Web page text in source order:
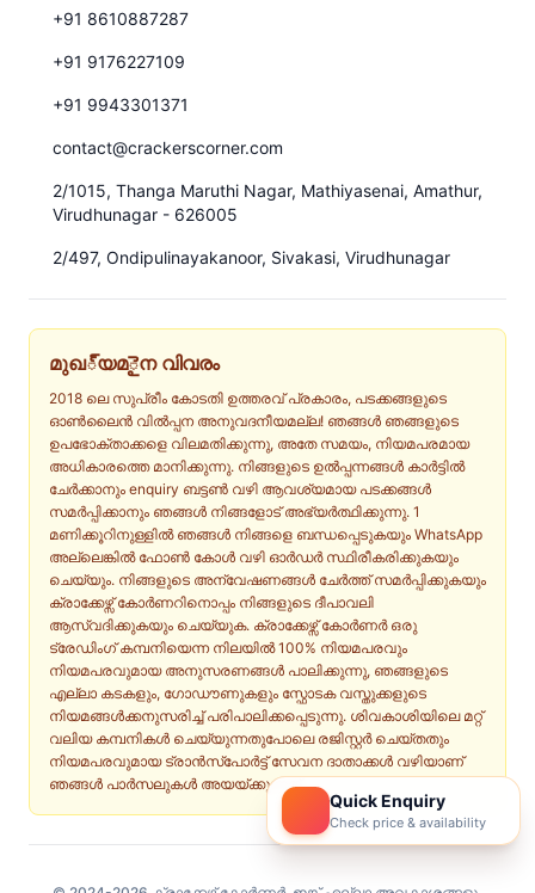
Quick Enquiry
Check price & availability
+91 8610887287
+91 9176227109
+91 9943301371
contact@crackerscorner.com
2/1015, Thanga Maruthi Nagar, Mathiyasenai, Amathur,
Virudhunagar - 626005
2/497, Ondipulinayakanoor, Sivakasi, Virudhunagar
മുഖ్യമైന വിവരം
2018 ലെ സുപ്രീം കോടതി ഉത്തരവ് പ്രകാരം, പടക്കങ്ങളുടെ
ഓൺലൈൻ വിൽപ്പന അനുവദനീയമല്ല! ഞങ്ങൾ ഞങ്ങളുടെ
ഉപഭോക്താക്കളെ വിലമതിക്കുന്നു, അതേ സമയം, നിയമപരമായ
അധികാരത്തെ മാനിക്കുന്നു. നിങ്ങളുടെ ഉൽപ്പന്നങ്ങൾ കാർട്ടിൽ
ചേർക്കാനും enquiry ബട്ടൺ വഴി ആവശ്യമായ പടക്കങ്ങൾ
സമർപ്പിക്കാനും ഞങ്ങൾ നിങ്ങളോട് അഭ്യർത്ഥിക്കുന്നു. 1
മണിക്കൂറിനുള്ളിൽ ഞങ്ങൾ നിങ്ങളെ ബന്ധപ്പെടുകയും WhatsApp
അല്ലെങ്കിൽ ഫോൺ കോൾ വഴി ഓർഡർ സ്ഥിരീകരിക്കുകയും
ചെയ്യും. നിങ്ങളുടെ അന്വേഷണങ്ങൾ ചേർത്ത് സമർപ്പിക്കുകയും
ക്രാക്കേഴ്സ് കോർണറിനൊപ്പം നിങ്ങളുടെ ദീപാവലി
ആസ്വദിക്കുകയും ചെയ്യുക. ക്രാക്കേഴ്സ് കോർണർ ഒരു
ട്രേഡിംഗ് കമ്പനിയെന്ന നിലയിൽ 100% നിയമപരവും
നിയമപരവുമായ അനുസരണങ്ങൾ പാലിക്കുന്നു, ഞങ്ങളുടെ
എല്ലാ കടകളും, ഗോഡൗണുകളും സ്ഫോടക വസ്തുക്കളുടെ
നിയമങ്ങൾക്കനുസരിച്ച് പരിപാലിക്കപ്പെടുന്നു. ശിവകാശിയിലെ മറ്റ്
വലിയ കമ്പനികൾ ചെയ്യുന്നതുപോലെ രജിസ്റ്റർ ചെയ്തതും
നിയമപരവുമായ ട്രാൻസ്പോർട്ട് സേവന ദാതാക്കൾ വഴിയാണ്
ഞങ്ങൾ പാർസലുകൾ അയയ്ക്കുന്നത്.